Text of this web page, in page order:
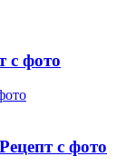
с фото
с фото